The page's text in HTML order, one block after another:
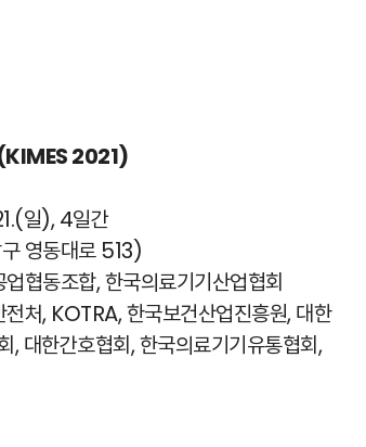
(KIMES 2021)
일), 4일간
영동대로 513)
협동조합, 한국의료기기산업협회
처, KOTRA, 한국보건산업진흥원, 대한
, 대한간호협회, 한국의료기기유통협회,